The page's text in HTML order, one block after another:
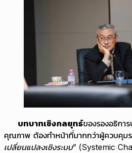
บทบาทเชิงกลยุทธ์ของรองอธิกา
คุณภาพ ต้องทำหน้าที่มากกว่าผู้ควบคุม
เปลี่ยนแปลงเชิงระบบ” (Systemic